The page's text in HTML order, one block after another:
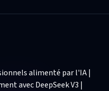
alimenté par l'IA |
avec DeepSeek V3 |